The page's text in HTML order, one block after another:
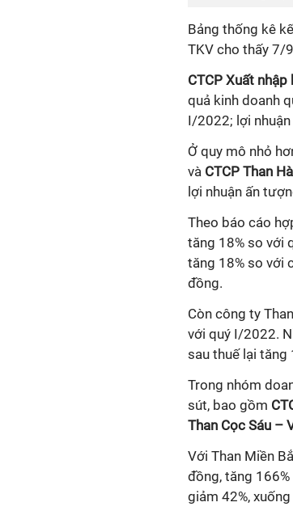
Bảng thống kê
TKV cho thấy 7/
CTCP Xuất
quả kinh doanh
I/2022; lợi
Ở quy mô nhỏ
và CTCP Than
lợi nhuận ấn
Theo báo cáo
tăng 18% so với
tăng 18% so với
đồng.
Còn công ty
với quý I/2022.
sau thuế lại tăng
Trong nhóm
sút, bao gồm
Than Cọc Sáu –
Với Than Miền
đồng, tăng
giảm 42%,